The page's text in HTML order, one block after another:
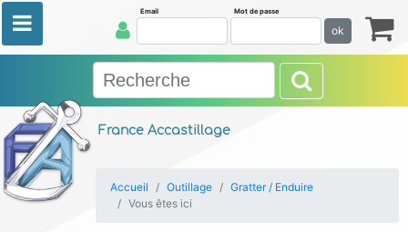
France Accastillage
Email Mot de passe
ok
Accueil Outillage
Gratter / Enduire
Vous êtes ici